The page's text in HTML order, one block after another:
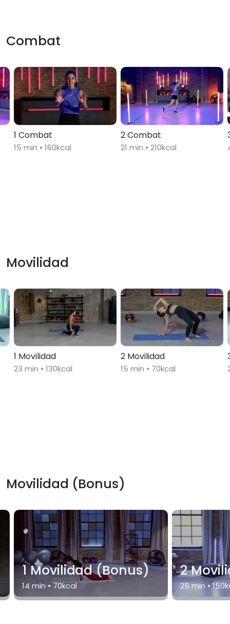
Combat
1 Combat
15 min • 160kcal
2 Combat
21 min • 210kcal
Movilidad
1 Movilidad
23 min • 130kcal
2 Movilidad
15 min • 70kcal
Movilidad (Bonus)
1 Movilidad (Bonus)
14 min •70kcal
2
25min •150